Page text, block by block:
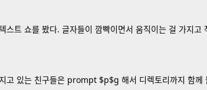
트 쇼를 봤다. 글자들이 깜빡이면서 움직이는 걸 가지고
있는 친구들은 prompt $p$g 해서 디렉토리까지 함께